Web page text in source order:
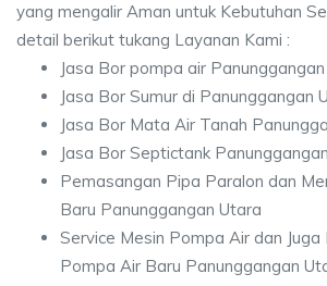
yang mengalir Aman untuk Kebutuhan
detail berikut tukang Layanan Kami :
Jasa Bor pompa air
Jasa Bor Sumur di Panunggangan
Jasa Bor Mata Air Tanah
Jasa Bor Septictank
Pemasangan Pipa Paralon dan
Baru Panunggangan Utara
Service Mesin Pompa Air dan Juga
Pompa Air Baru Panunggangan